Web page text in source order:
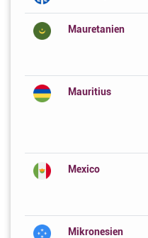
Mauretanien
Mauritius
Mexico
Mikronesien